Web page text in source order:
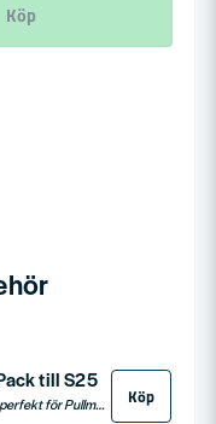
Köp
till S25
Pullman Hepa-filter i tvåpack är perfekt för Pullman dammsugare S25. Dessa högkvalitativa HEPA-filter fångar upp fina partiklar och allergener, vilket ger en renare och hälsosammare inomhusmiljö. Lätta att installera och byta ut, de är ett idealiskt val för att upprätthålla optimal dammsugarprestanda. Köp